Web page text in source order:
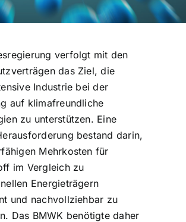
verfolgt mit den
das Ziel, die
Industrie bei der
auf klimafreundliche
zu unterstützen. Eine
bestand darin,
Mehrkosten für
im Vergleich zu
Energieträgern
und nachvollziehbar zu
Das BMWK benötigte daher